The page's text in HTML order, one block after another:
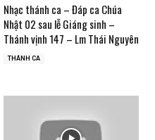
Nhạc thánh ca – Đáp ca Chúa
Nhật 02 sau lễ Giáng sinh –
Thánh vịnh 147 – Lm Thái Nguyên
THÁNH CA